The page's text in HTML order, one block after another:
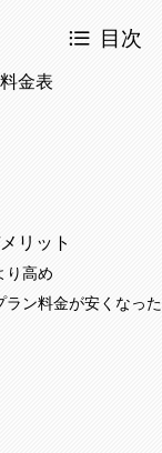
目次
金表
リット
り高め
ン料金が安くなった